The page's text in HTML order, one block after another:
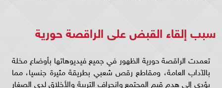
سبب إلقاء القبض على الراقصة حورية
تعمدت الراقصة حورية الظهور في جميع فيديوهاتها بأوضاع مخلة
بالآداب العامة، ومقاطع رقص شعبي بطريقة مثيرة جنسيا، مما
يؤدي إلى هدم قيم المجتمع وانحراف التربية والأخلاق لدى الصغار